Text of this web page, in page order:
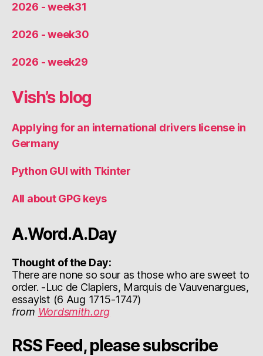
2026 - week31
2026 - week30
2026 - week29
Vish’s blog
Applying for an international drivers license in
Germany
Python GUI with Tkinter
All about GPG keys
A.Word.A.Day
Thought of the Day:
There are none so sour as those who are sweet to
order. -Luc de Clapiers, Marquis de Vauvenargues,
essayist (6 Aug 1715-1747)
from Wordsmith.org
RSS Feed, please subscribe